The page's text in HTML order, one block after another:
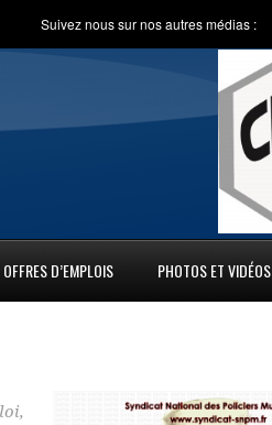
Suivez nous sur nos autres médias :
OFFRES D’EMPLOIS PHOTOS ET VIDÉOS
,